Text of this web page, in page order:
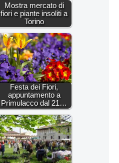
Mostra mercato di
fiori e piante insoliti a
Torino
Festa dei Fiori,
appuntamento a
Primulacco dal 21…